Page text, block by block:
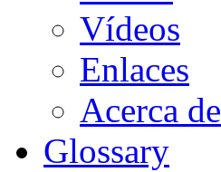
Vídeos
Enlaces
Acerca de
Glossary